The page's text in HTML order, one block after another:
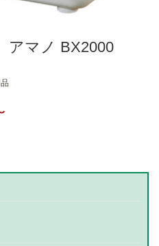
マノ BX2000